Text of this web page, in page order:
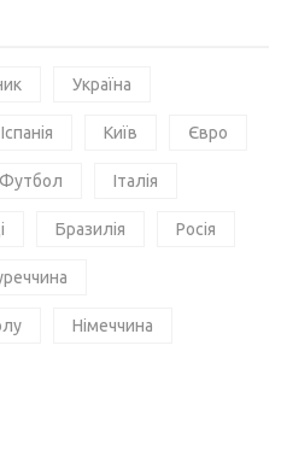
Україна
Іспанія Київ Євро
Футбол Італія
Бразилія Росія
Німеччина